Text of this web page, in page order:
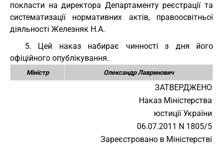
покласти на директора Департаменту реєстрації та
систематизації нормативних актів, правоосвітньої
діяльності Железняк Н.А.
5. Цей наказ набирає чинності з дня його
офіційного опублікування.
Міністр Олександр Лавринович
ЗАТВЕРДЖЕНО
Наказ Міністерства
юстиції України
06.07.2011 N 1805/5
Зареєстровано в Міністерстві